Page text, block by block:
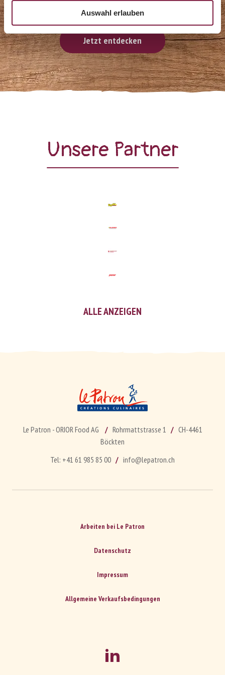
Auswahl erlauben
Beliebte Klassiker
Jetzt entdecken
Unsere Partner
ALLE ANZEIGEN
Le Patron - ORIOR Food AG Rohrmattstrasse 1
CH-4461
Böckten
Tel: +41 61 985 85 00 info@lepatron.ch
Arbeiten bei Le Patron
Datenschutz
Impressum
Allgemeine Verkaufsbedingungen